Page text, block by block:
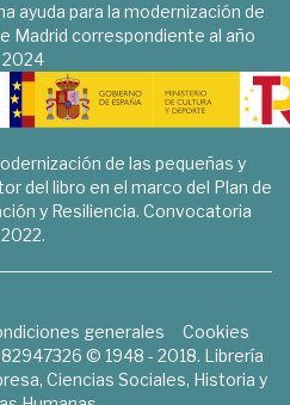
ayuda para la modernización de
Madrid correspondiente al año
2024
de las pequeñas y
del libro en el marco del Plan de
y Resiliencia. Convocatoria
2022.
generales
Cookies
© 1948 - 2018. Librería
Ciencias Sociales, Historia y